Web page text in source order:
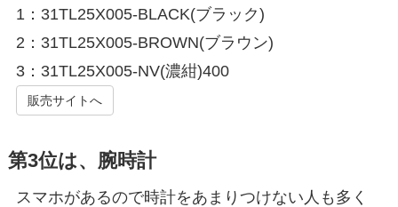
1：31TL25X005-BLACK(ブラック)
2：31TL25X005-BROWN(ブラウン)
3：31TL25X005-NV(濃紺)400
販売サイトへ
第3位は、腕時計
スマホがあるので時計をあまりつけない人も多く